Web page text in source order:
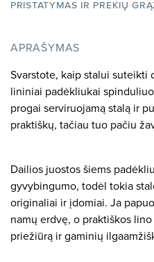
PRISTATYMAS IR PREKIŲ
APRAŠYMAS
Svarstote, kaip stalui suteikti
lininiai padėkliukai
progai serviruojamą stalą ir
praktiškų, tačiau tuo pačiu
Dailios juostos šiems
gyvybingumo, todėl tokia
originaliai ir įdomiai. Ja
namų erdvę, o praktiškos
priežiūrą ir gaminių